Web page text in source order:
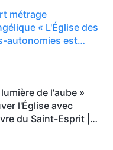
métrage
« L'Église des
autonomies est
lumière de l'aube »
l'Église avec
du Saint-Esprit |